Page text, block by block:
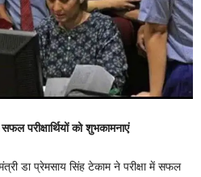
परीक्षार्थियों को शुभकामनाएं
डा प्रेमसाय सिंह टेकाम ने परीक्षा में सफल